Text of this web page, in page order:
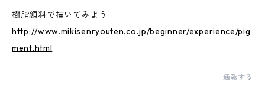
樹脂顔料で描いてみよう
http://www.mikisenryouten.co.jp/beginner/experience/pig
ment.html
通報する